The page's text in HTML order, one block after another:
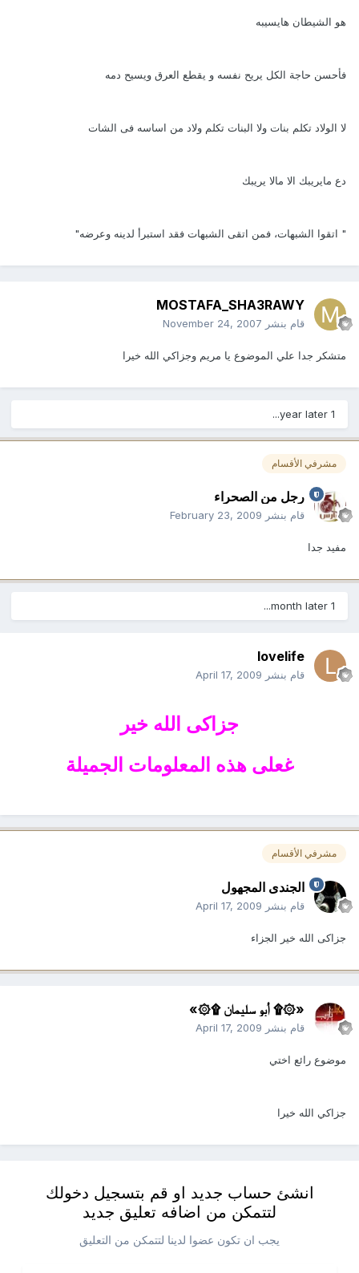
هو الشيطان هايسيبه
فأحسن حاجة الكل يريح نفسه و يقطع العرق ويسيح دمه
لا الولاد تكلم بنات ولا البنات تكلم ولاد من اساسه فى الشات
دع مايريبك الا مالا يريبك
" اتقوا الشبهات، فمن اتقى الشبهات فقد استبرأ لدينه وعرضه"
MOSTAFA_SHA3RAWY
قام بنشر November 24, 2007
متشكر جدا علي الموضوع يا مريم وجزاكي الله خيرا
مشرفي الأقسام
رجل من الصحراء
قام بنشر February 23, 2009
مفيد جدا
lovelife
قام بنشر April 17, 2009
جزاكى الله خير
غعلى هذه المعلومات الجميلة
مشرفي الأقسام
الجندى المجهول
قام بنشر April 17, 2009
جزاكى الله خير الجزاء
«۞۩ أبو سليمان ۩۞»
قام بنشر April 17, 2009
موضوع رائع اختي
جزاكي الله خيرا
انشئ حساب جديد او قم بتسجيل دخولك
لتتمكن من اضافه تعليق جديد
يجب ان تكون عضوا لدينا لتتمكن من التعليق